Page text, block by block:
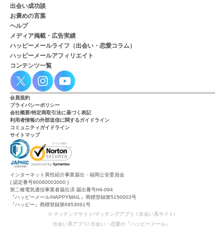
出会い成功談
お褒めの言葉
ヘルプ
メディア掲載・広告実績
ハッピーメールライフ（出会い・恋愛コラム）
ハッピーメールアフィリエイト
コンテンツ一覧
会員規約
プライバシーポリシー
会社概要/特定商取引法に基づく表記
利用者情報の外部送信に関するガイドライン
コミュニティガイドライン
サイトマップ
インターネット異性紹介事業届出・福岡公安委員会
( 認定番号90080003000 )
第二種電気通信事業者届出済 届出番号H4-094
『ハッピーメール/HAPPYMAIL』商標登録第5150003号
『ハッピー』商標登録第6953061号
© マッチングサイト/マッチングアプリ / 出会い系サイト/
出会い系アプリ/ 出会い・恋愛の『ハッピーメール』